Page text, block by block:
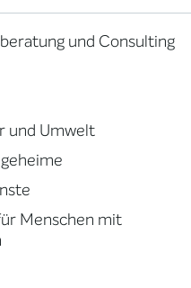
und Consulting
und Umwelt
Menschen mit